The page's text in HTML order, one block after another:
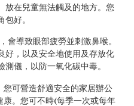
放在兒童無法觸及的地方。您
包好。
會導致眼部疲勞並刺激鼻喉。
好，以及安全地使用及存放化
儀，以防一氧化碳中毒。
可營造舒適安全的家居辦公
。您可不時(每季一次或每年